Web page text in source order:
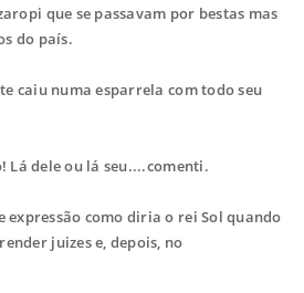
que se passavam por bestas mas
do país.
caiu numa esparrela com todo seu
Lá dele ou lá seu....comenti.
expressão como diria o rei Sol quando
juizes e, depois, no